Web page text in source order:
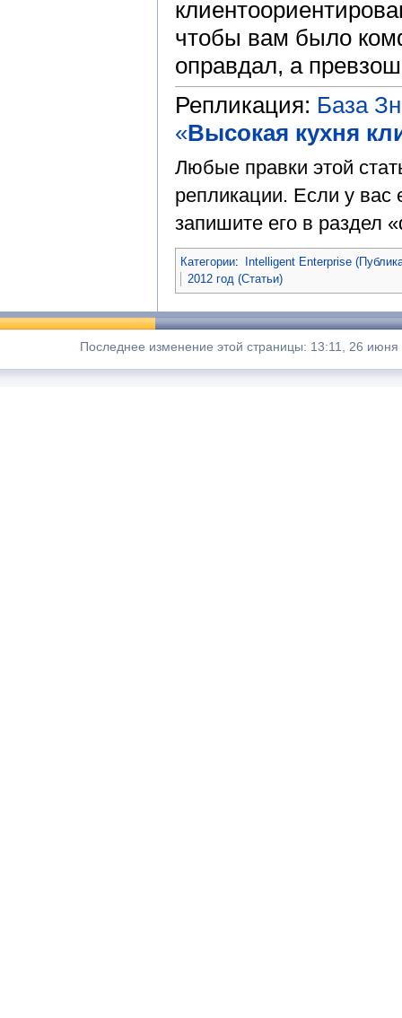
чтобы вам было
оправдал, а
Репликация: База
«Высокая кухня
Любые правки этой
репликации. Если у вас
запишите его в раздел
Категории:
Intelligent Enterprise
2012 год (Статьи)
Последнее изменение этой страницы: 13:11, 26 июня